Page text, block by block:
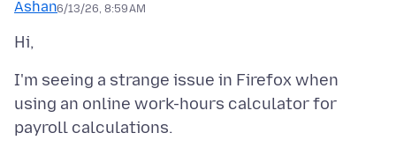
6/13/26, 8:59 AM
I'm seeing a strange issue in Firefox when
using an online work-hours calculator for